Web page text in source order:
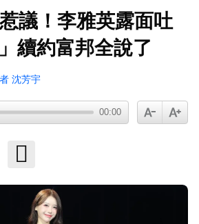
議！李雅英露面吐
續約富邦全說了
沈芳宇
00:00